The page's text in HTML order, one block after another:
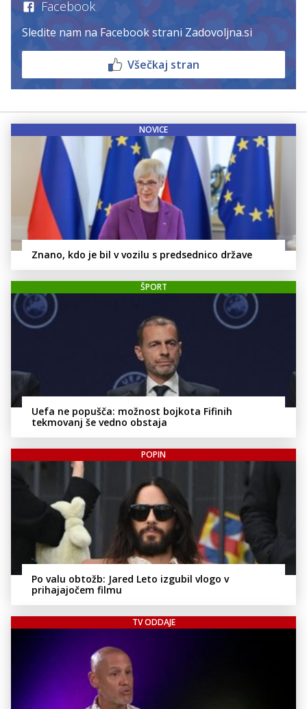
Facebook
Sledite nam na Facebook strani Zadovoljna.si
Všečkaj stran
NOVICE
Znano, kdo je bil v vozilu s predsednico države
ŠPORT
Uefa ne popušča: možnost bojkota Fifinih
tekmovanj še vedno obstaja
POPIN
Po valu obtožb: Jared Leto izgubil vlogo v
prihajajočem filmu
TV ODDAJE